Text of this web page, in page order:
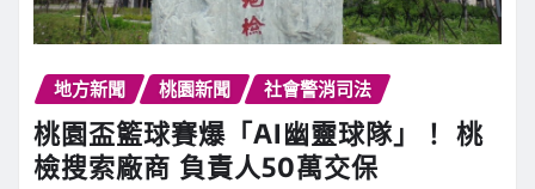
地方新聞 桃園新聞 社會警消司法
桃園盃籃球賽爆「AI幽靈球隊」！ 桃
檢搜索廠商 負責人50萬交保